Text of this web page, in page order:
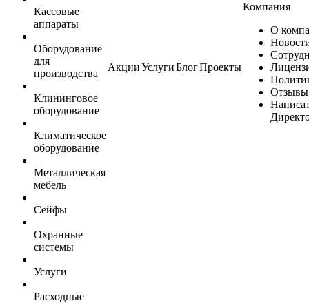
Кассовые
аппараты
Оборудование
для
производства
Клининговое
оборудование
Климатическое
оборудование
Металлическая
мебель
Сейфы
Охранные
системы
Услуги
Расходные
АкцииУслугиБлогПроекты
Компания
О
Отзывы